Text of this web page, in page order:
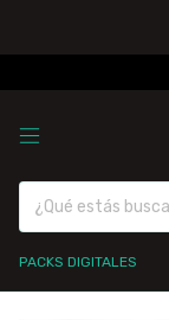
PACKS DIGITALES